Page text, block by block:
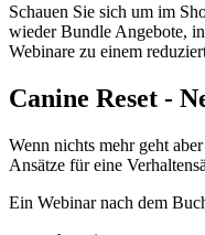
Schauen Sie sich um im
wieder Bundle Angebote,
Webinare zu einem
Canine Reset -
Wenn nichts mehr geht
Ansätze für eine
Ein Webinar nach dem